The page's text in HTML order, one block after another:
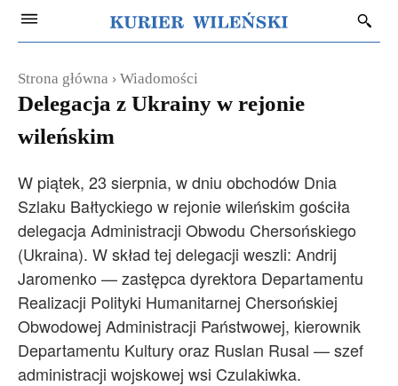
Strona główna Wiadomości
Delegacja z Ukrainy w rejonie
wileńskim
W piątek, 23 sierpnia, w dniu obchodów Dnia
Szlaku Bałtyckiego w rejonie wileńskim gościła
delegacja Administracji Obwodu Chersońskiego
(Ukraina). W skład tej delegacji weszli: Andrij
Jaromenko — zastępca dyrektora Departamentu
Realizacji Polityki Humanitarnej Chersońskiej
Obwodowej Administracji Państwowej, kierownik
Departamentu Kultury oraz Ruslan Rusal — szef
administracji wojskowej wsi Czulakiwka.